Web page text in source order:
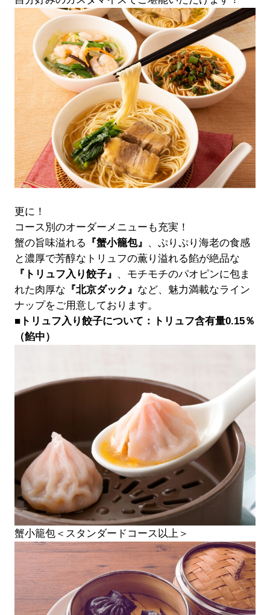
更に！
コース別のオーダーメニューも充実！
蟹の旨味溢れる 『蟹小籠包』 、ぷりぷり海老の食感
と濃厚で芳醇なトリュフの薫り溢れる餡が絶品な
『トリュフ入り餃子』 、モチモチのパオピンに包ま
れた肉厚な 『北京ダック』 など、魅力満載なライン
ナップをご用意しております。
■トリュフ入り餃子について：トリュフ含有量0.15％
（餡中）
蟹小籠包＜スタンダードコース以上＞